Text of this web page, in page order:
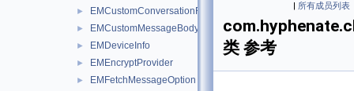
► EMCustomConversationFilter
► EMCustomMessageBody
► EMDeviceInfo
► EMEncryptProvider
► EMFetchMessageOption
| 所有成员列表
类 参考